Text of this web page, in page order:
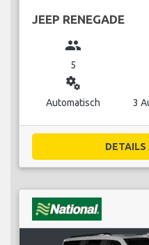
JEEP RENEGADE
group
5
miscellaneous_services
Automatisch 3
DETAILS